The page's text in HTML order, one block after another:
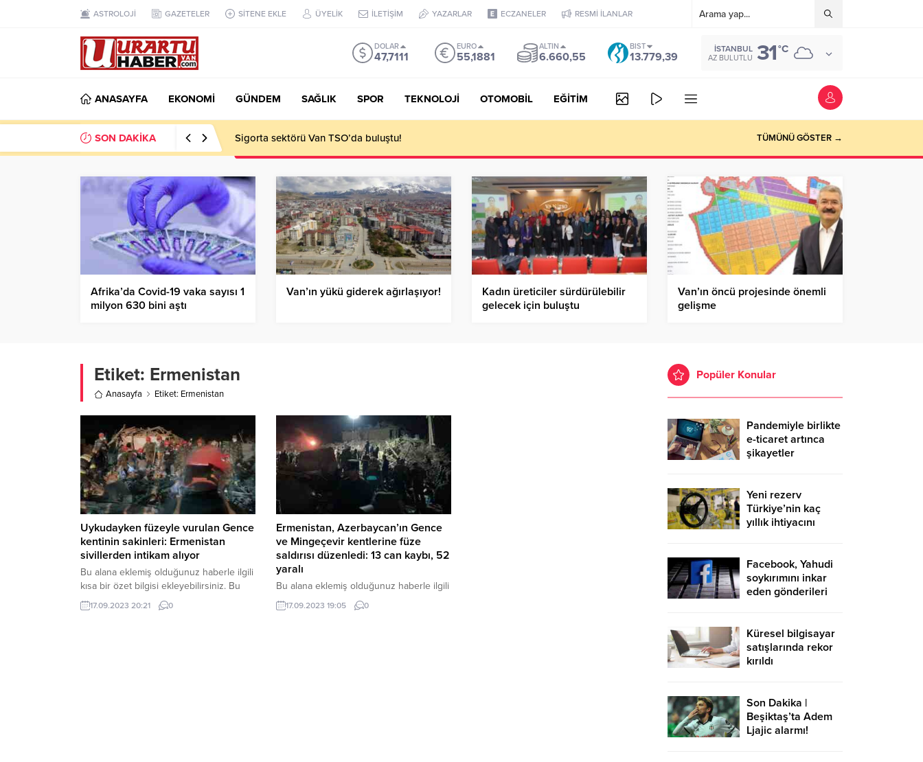
ASTROLOJİ GAZETELER SİTENE EKLE ÜYELİK İLETİŞİM YAZARLAR ECZANELER RESMİ İLANLAR
DOLAR
47,7111
EURO
55,1881
ALTIN
6.660,55
BIST
13.779,39
İSTANBUL
AZ BULUTLU 31°C
ANASAYFA EKONOMİ GÜNDEM SAĞLIK SPOR TEKNOLOJİ OTOMOBİL EĞİTİM
SON DAKİKA Sigorta sektörü Van TSO’da buluştu! TÜMÜNÜ GÖSTER →
Afrika’da Covid-19 vaka sayısı 1
milyon 630 bini aştı
Van’ın yükü giderek ağırlaşıyor!
Kadın üreticiler sürdürülebilir
gelecek için buluştu
Van’ın öncü projesinde önemli
gelişme
Etiket: Ermenistan
Anasayfa Etiket: Ermenistan
Uykudayken füzeyle vurulan Gence
kentinin sakinleri: Ermenistan
sivillerden intikam alıyor
Bu alana eklemiş olduğunuz haberle ilgili
kısa bir özet bilgisi ekleyebilirsiniz. Bu
metin yazı düzenleme sayfasında “Özet”
bölümünden eklenebilir. Özet
17.09.2023 20:21 0
Ermenistan, Azerbaycan’ın Gence
ve Mingeçevir kentlerine füze
saldırısı düzenledi: 13 can kaybı, 52
yaralı
Bu alana eklemiş olduğunuz haberle ilgili
kısa bir özet bilgisi ekleyebilirsiniz. Bu
metin yazı düzenleme sayfasında “Özet”
17.09.2023 19:05 0
Popüler Konular
Pandemiyle birlikte
e-ticaret artınca
şikayetler
Yeni rezerv
Türkiye’nin kaç
yıllık ihtiyacını
Facebook, Yahudi
soykırımını inkar
eden gönderileri
Küresel bilgisayar
satışlarında rekor
kırıldı
Son Dakika |
Beşiktaş’ta Adem
Ljajic alarmı!